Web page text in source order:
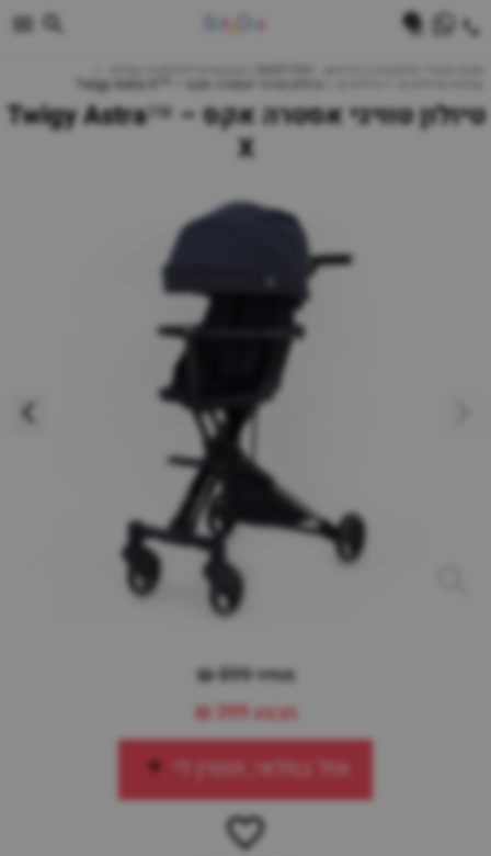
טיולון טוויגי אסטרה אקס – ™Twigy Astra X
טיולון טוויגי אסטרה אקס – ™Twigy Astra
X
מחיר 599 ₪
מבצע399 ₪
אזל במלאי, תזמין לי